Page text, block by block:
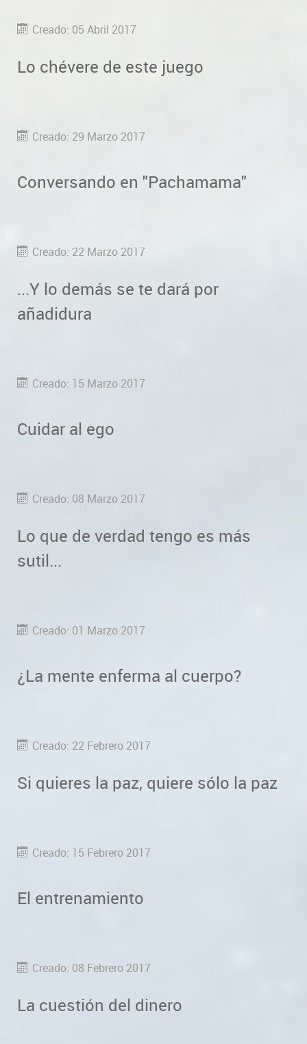
Creado: 05 Abril 2017
Lo chévere de este juego
Creado: 29 Marzo 2017
Conversando en "Pachamama"
Creado: 22 Marzo 2017
...Y lo demás se te dará por
añadidura
Creado: 15 Marzo 2017
Cuidar al ego
Creado: 08 Marzo 2017
Lo que de verdad tengo es más
sutil...
Creado: 01 Marzo 2017
¿La mente enferma al cuerpo?
Creado: 22 Febrero 2017
Si quieres la paz, quiere sólo la paz
Creado: 15 Febrero 2017
El entrenamiento
Creado: 08 Febrero 2017
La cuestión del dinero